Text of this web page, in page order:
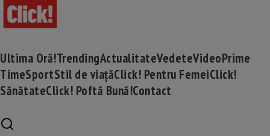
Ultima Oră!TrendingActualitateVedeteVideoPrime
TimeSportStil de viațăClick! Pentru FemeiClick!
SănătateClick! Poftă Bună!Contact